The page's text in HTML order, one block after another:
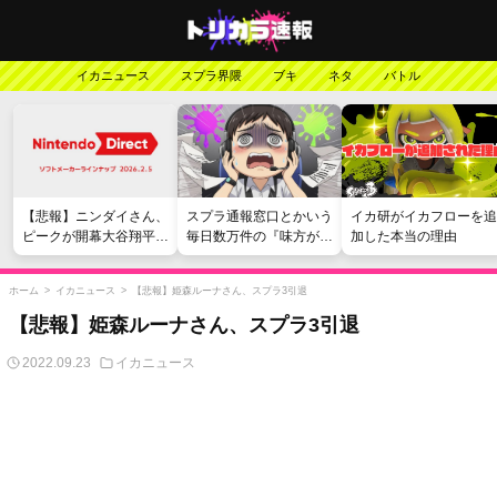
イカニュース スプラ界隈 ブキ ネタ バトル
【悲報】ニンダイさん、
ピークが開幕大谷翔平の
がっかりダイレクトだっ
たと言われてしまう
スプラ通報窓口とかいう
毎日数万件の『味方が弱
い』愚痴を読まされる苦
行
イカ研がイカフローを追
加した本当の理由
ホーム > イカニュース > 【悲報】姫森ルーナさん、スプラ3引退
【悲報】姫森ルーナさん、スプラ3引退
2022.09.23 イカニュース